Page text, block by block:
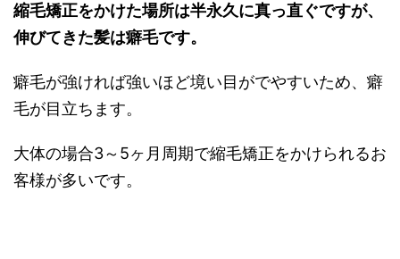
縮毛矯正をかけた場所は半永久に真っ直ぐですが、
伸びてきた髪は癖毛です。
癖毛が強ければ強いほど境い目がでやすいため、癖
毛が目立ちます。
大体の場合3～5ヶ月周期で縮毛矯正をかけられるお
客様が多いです。